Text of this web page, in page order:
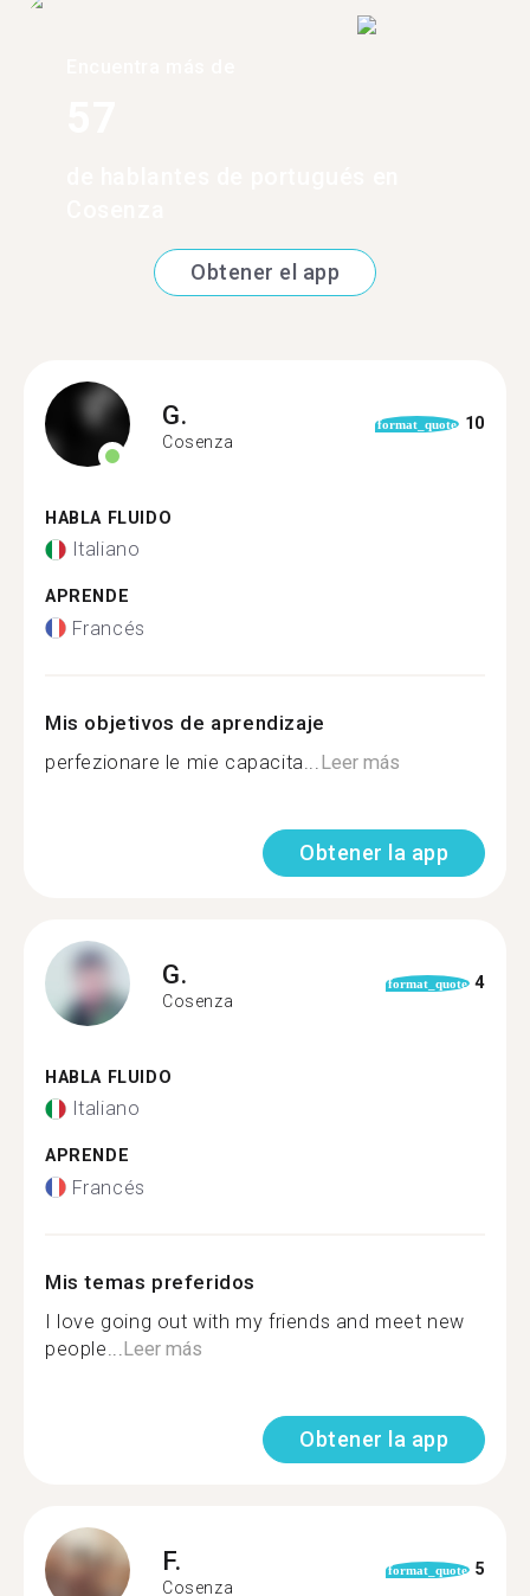
Obtener el app
G.
Cosenza
format_quote 10
HABLA FLUIDO
Italiano
APRENDE
Francés
Mis objetivos de aprendizaje
perfezionare le mie capacita... Leer más
Obtener la app
G.
Cosenza
format_quote 4
HABLA FLUIDO
Italiano
APRENDE
Francés
Mis temas preferidos
I love going out with my friends and meet new
people... Leer más
Obtener la app
F.
Cosenza
format_quote 5